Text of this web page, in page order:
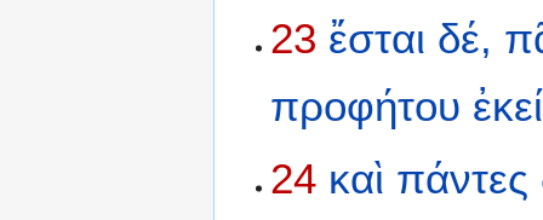
23 ἔσται δέ,
προφήτου
24 καὶ πάντες